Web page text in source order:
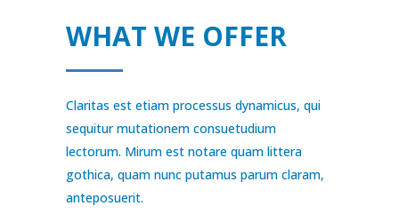
WHAT WE OFFER
Claritas est etiam processus dynamicus, qui
sequitur mutationem consuetudium
lectorum. Mirum est notare quam littera
gothica, quam nunc putamus parum claram,
anteposuerit.